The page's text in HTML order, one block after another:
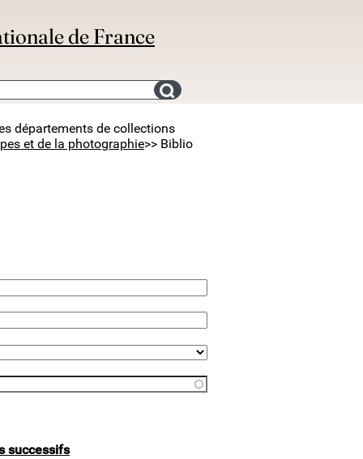
de France
Search for an bibliography
départements de collections
et de la photographie>> Biblio
successifs